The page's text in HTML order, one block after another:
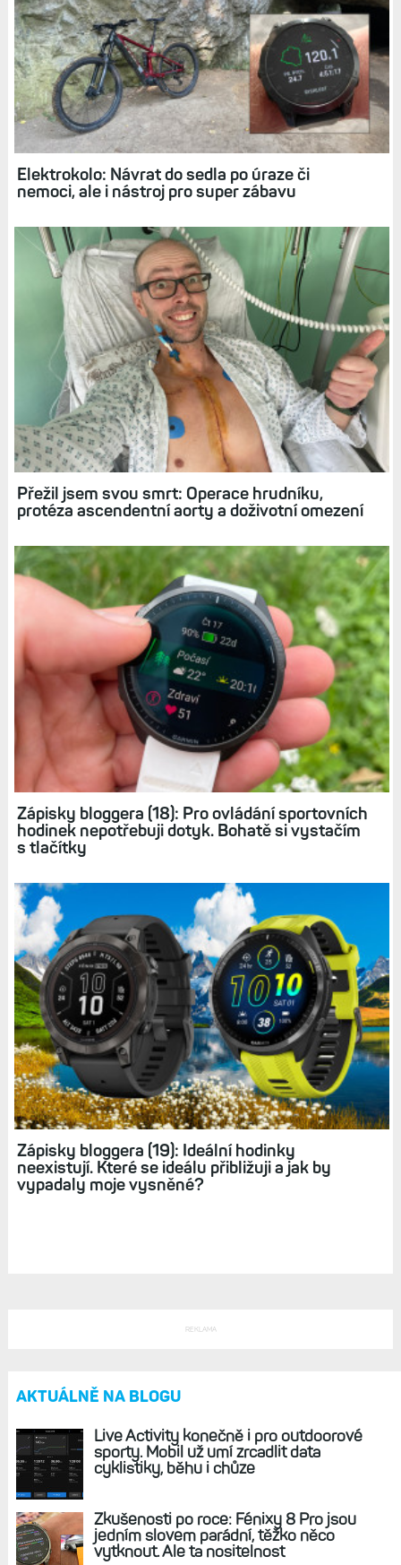
Související články
Elektrokolo: Návrat do sedla po úraze či
nemoci, ale i nástroj pro super zábavu
Přežil jsem svou smrt: Operace hrudníku,
protéza ascendentní aorty a doživotní omezení
hodinek nepotřebuji dotyk. Bohatě si vystačím